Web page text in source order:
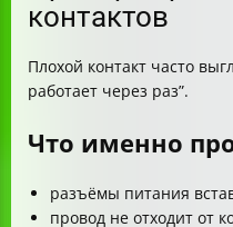
контактов
Плохой контакт часто
работает через раз”.
Что именно
разъёмы питания
провод не отходит от